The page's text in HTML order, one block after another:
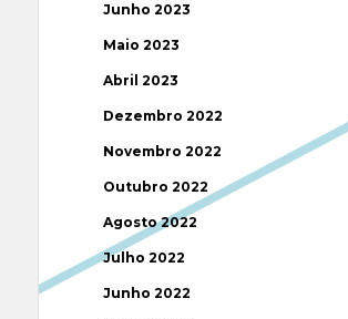
Junho 2023
Maio 2023
Abril 2023
Dezembro 2022
Novembro 2022
Outubro 2022
Agosto 2022
Julho 2022
Junho 2022